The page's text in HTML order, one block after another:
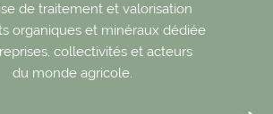
de traitement et valorisation
organiques et minéraux dédiée
collectivités et acteurs
du monde agricole.